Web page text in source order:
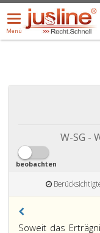
Menü
öffnen/schließen
Menü
ALLE
W-SG -
beobachten
Soweit das